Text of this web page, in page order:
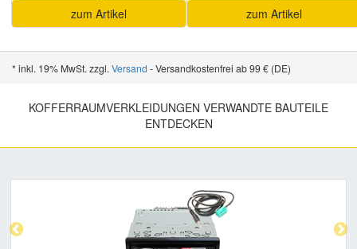
zum Artikel zum Artikel
* inkl. 19% MwSt. zzgl. Versand - Versandkostenfrei ab 99 € (DE)
KOFFERRAUMVERKLEIDUNGEN VERWANDTE BAUTEILE
ENTDECKEN